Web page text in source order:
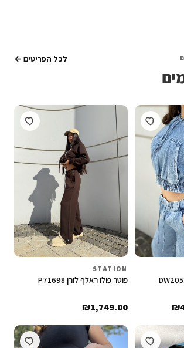
לכל הפריטים ←
₪
STATION
פוטר פולו ראלף לורן P71698
₪1,749.00